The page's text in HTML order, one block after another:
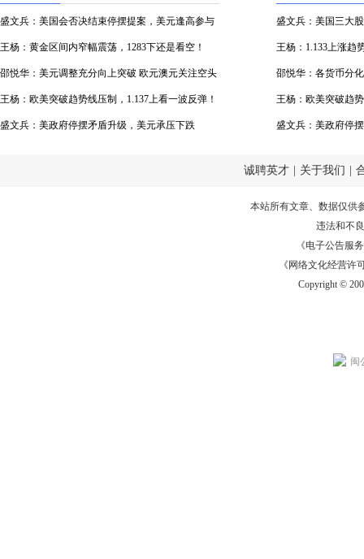
盛文兵：美国会否决结束停摆提案，美元逢高参与
空头
王杨：黄金区间内窄幅震荡，1283下还是看空！
邵悦华：美元调整充分向上突破 欧元澳元关注空头
机会
王杨：欧美突破趋势线压制，1.137上看一波反弹！
盛文兵：美政府停摆矛盾升级，美元承压下跌
盛文兵：美国三大
王杨：1.133上涨趋
邵悦华：各货币分
王杨：欧美突破趋
盛文兵：美政府停
诚聘英才 关于我们
本站所有文章、数据仅供
违法和不
《电子公告服务
《网络文化经营许
Copyright ©
闽